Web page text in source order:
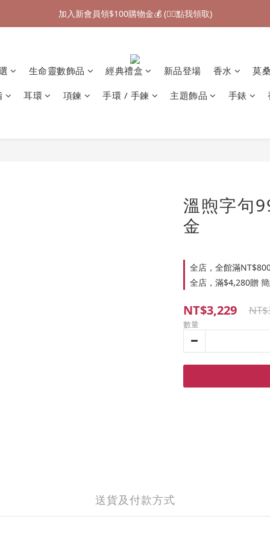
加入新會員領$100購物金💰 (👉🏻點我領取)
加入新會員領$100購物金💰 (👉🏻點我領取)
加入新會員領$100購物金💰 (👉🏻點我領取)
生命靈數飾品 經典禮盒 新品登場 香水 莫
耳環 項鍊 手環 / 手鍊 主題飾品 手錶
溫煦字句
金
全店，全館滿
全店，滿$4,280贈
NT$3,229
數量
送貨及付款方式